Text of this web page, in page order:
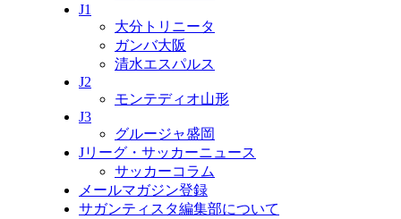
J1
大分トリニータ
ガンバ大阪
清水エスパルス
J2
モンテディオ山形
J3
グルージャ盛岡
Jリーグ・サッカーニュース
サッカーコラム
メールマガジン登録
サガンティスタ編集部について